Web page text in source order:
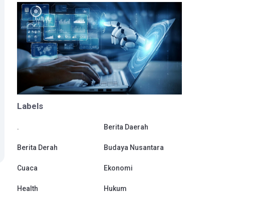
Labels
. Berita Daerah
Berita Derah Budaya Nusantara
Cuaca Ekonomi
Health Hukum